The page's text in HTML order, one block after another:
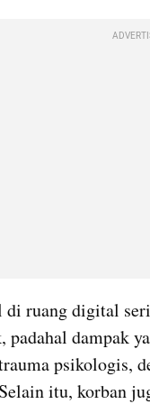
di ruang digital
dampak
psikologis,
itu, korban